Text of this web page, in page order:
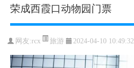
荣成西霞口动物园门票
网友:rcx 旅游 2024-04-10 10:49:32